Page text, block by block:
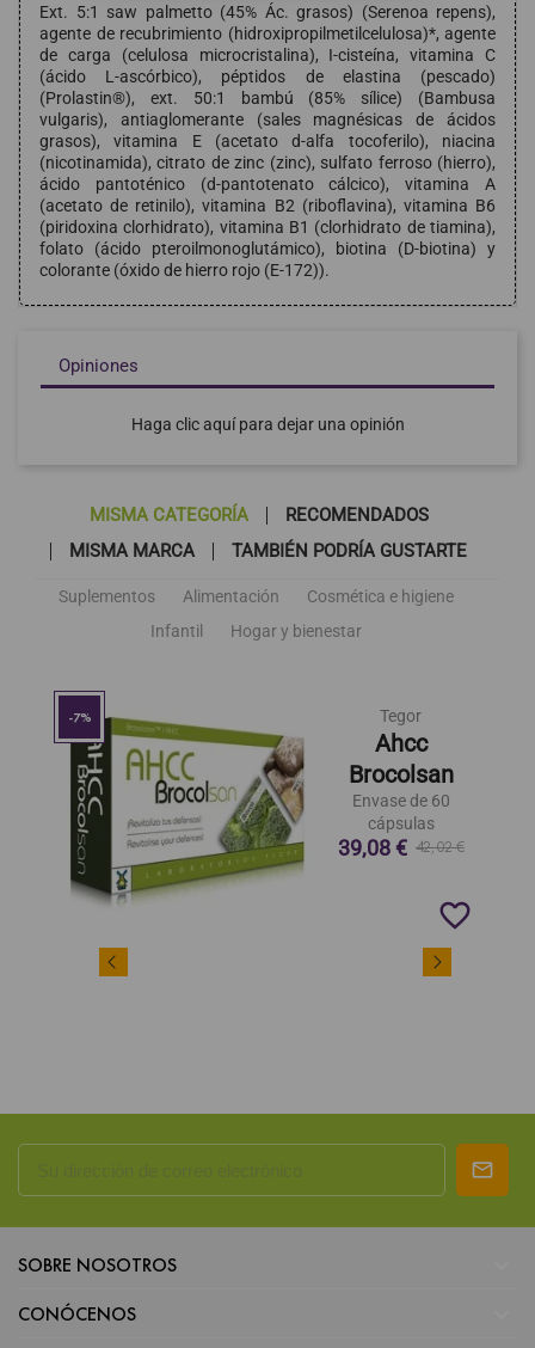
Ext. 5:1 saw palmetto (45% Ác. grasos) (Serenoa repens),
agente de recubrimiento (hidroxipropilmetilcelulosa)*, agente
de carga (celulosa microcristalina), I-cisteína, vitamina C
(ácido L-ascórbico), péptidos de elastina (pescado)
(Prolastin®), ext. 50:1 bambú (85% sílice) (Bambusa
vulgaris), antiaglomerante (sales magnésicas de ácidos
grasos), vitamina E (acetato d-alfa tocoferilo), niacina
(nicotinamida), citrato de zinc (zinc), sulfato ferroso (hierro),
ácido pantoténico (d-pantotenato cálcico), vitamina A
(acetato de retinilo), vitamina B2 (riboflavina), vitamina B6
(piridoxina clorhidrato), vitamina B1 (clorhidrato de tiamina),
folato (ácido pteroilmonoglutámico), biotina (D-biotina) y
colorante (óxido de hierro rojo (E-172)).
Opiniones
Haga clic aquí para dejar una opinión
MISMA CATEGORÍA
RECOMENDADOS
MISMA MARCA
TAMBIÉN PODRÍA GUSTARTE
Suplementos Alimentación
Cosmética e higiene
Infantil
Hogar y bienestar
-7% Tegor
Ahcc
Brocolsan
Envase de 60
cápsulas
39,08 € 42,02 €
favorite_border
SOBRE NOSOTROS
CONÓCENOS